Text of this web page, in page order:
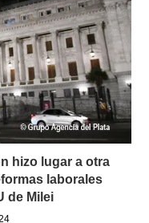
hizo lugar a otra
laborales
de Milei